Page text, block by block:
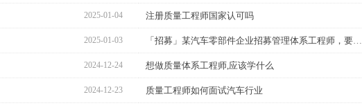
2025-01-04 注册质量工程师国家认可吗
2025-01-03 「招募」某汽车零部件企业招募管理体系工程师，要求5年以上汽车
2024-12-24 想做质量体系工程师,应该学什么
2024-12-23 质量工程师如何面试汽车行业